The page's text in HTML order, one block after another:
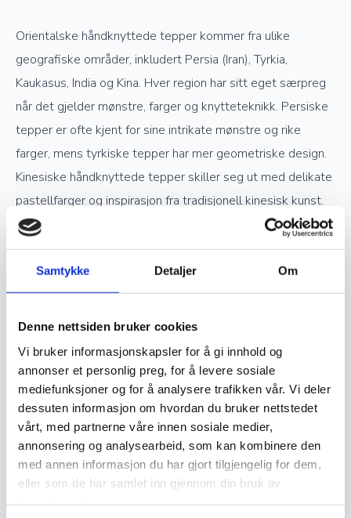
Samtykke Detaljer Om
Denne nettsiden bruker cookies
Vi bruker informasjonskapsler for å gi innhold og
annonser et personlig preg, for å levere sosiale
mediefunksjoner og for å analysere trafikken vår. Vi deler
dessuten informasjon om hvordan du bruker nettstedet
vårt, med partnerne våre innen sosiale medier,
annonsering og analysearbeid, som kan kombinere den
med annen informasjon du har gjort tilgjengelig for dem,
eller som de har samlet inn gjennom din bruk av
Orientalske håndknyttede tepper kommer fra ulike
geografiske områder, inkludert Persia (Iran), Tyrkia,
Kaukasus, India og Kina. Hver region har sitt eget særpreg
når det gjelder mønstre, farger og knytteteknikk. Persiske
tepper er ofte kjent for sine intrikate mønstre og rike
farger, mens tyrkiske tepper har mer geometriske design.
Kinesiske håndknyttede tepper skiller seg ut med delikate
pastellfarger og inspirasjon fra tradisjonell kinesisk kunst.
Verdsettelse og investering
samlerobjekter og kan være en god investering. Jo høyere
kvalitet og finere knytting et teppe har, desto mer
verdifullt blir det over tid. Opprinnelse, materialvalg og
knutetetthet spiller en stor rolle i vurderingen av et teppes
verdi, og godt vedlikeholdte håndknyttede tepper kan gå i
arv i generasjoner.
Vedlikehold og levetid